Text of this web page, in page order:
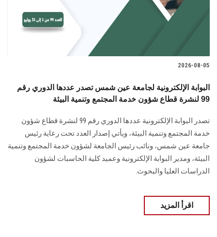
هيئة التدريس
الزائـرون
سجل الان
2026-08-05
البوابة الإلكترونية لجامعة عين شمس تصدر عددها الدوري رقم
99 لنشرة قطاع شؤون خدمة المجتمع وتنمية البيئة
تصدر البوابة الإلكترونية عددها الدوري رقم 99 لنشرة قطاع شؤون
خدمة ‏المجتمع وتنمية البيئة‎، ويأتي إصدار العدد تحت رعاية رئيس
جامعة عين شمس، ونائب رئيس الجامعة لشؤون خدمة المجتمع وتنمية
البيئة، و‏مدير البوابة الإلكترونية وعميد كلية الحاسبات لشؤون
الدراسات العليا ‏والبحوث‎.‎
اقرأ المزيد